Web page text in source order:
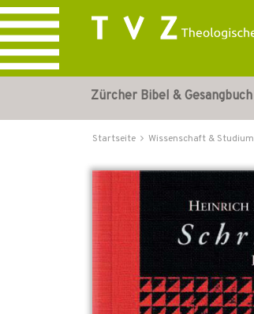
Zürcher Bibel & Gesangbuch
Startseite Wissenschaft & Studium